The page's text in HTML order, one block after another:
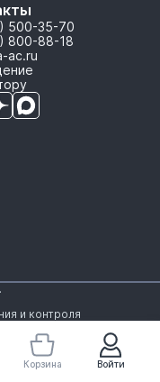
Войти
Корзина
500-35-70
800-88-18
ac.ru
и контроля